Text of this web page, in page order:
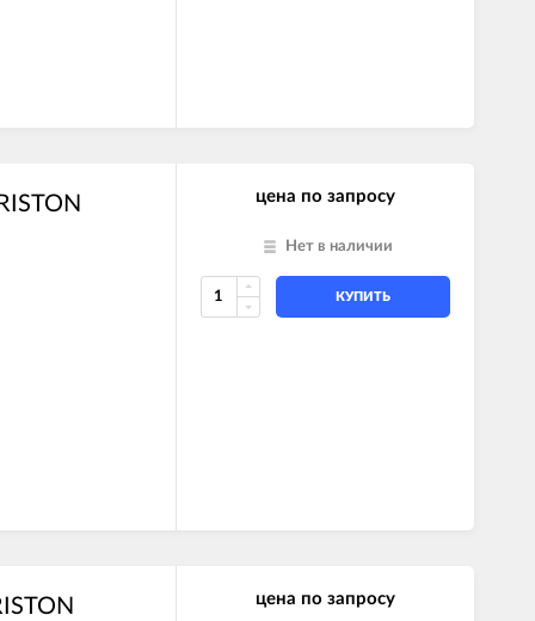
цена по запросу
Нет в наличии
КУПИТЬ
цена по запросу